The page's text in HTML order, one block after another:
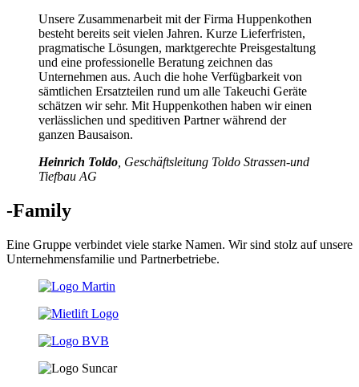
Unsere Zusammenarbeit mit der Firma Huppenkothen
besteht bereits seit vielen Jahren. Kurze Lieferfristen,
pragmatische Lösungen, marktgerechte Preisgestaltung
und eine professionelle Beratung zeichnen das
Unternehmen aus. Auch die hohe Verfügbarkeit von
sämtlichen Ersatzteilen rund um alle Takeuchi Geräte
schätzen wir sehr. Mit Huppenkothen haben wir einen
verlässlichen und speditiven Partner während der
ganzen Bausaison.
Heinrich Toldo , Geschäftsleitung Toldo Strassen-und
Tiefbau AG
-Family
Eine Gruppe verbindet viele starke Namen. Wir sind stolz auf unsere
Unternehmensfamilie und Partnerbetriebe.